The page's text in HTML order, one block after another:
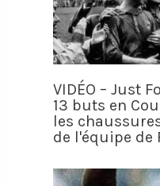
VIDÉO – Just
13 buts en
les
de l'équipe de